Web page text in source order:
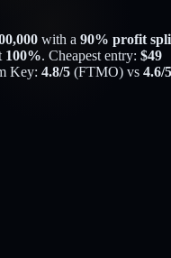
with a 90% profit
100%. Cheapest entry: $49
Key: 4.8/5 (FTMO) vs 4.6/5